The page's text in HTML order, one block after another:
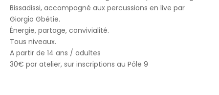
Bissadissi, accompagné aux percussions en live par
Giorgio Gbétie.
Énergie, partage, convivialité.
Tous niveaux.
A partir de 14 ans / adultes
30€ par atelier, sur inscriptions au Pôle 9